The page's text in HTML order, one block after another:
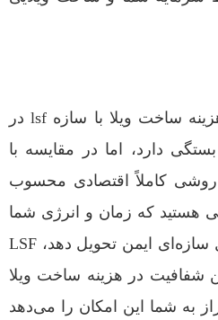
در مجموع، برآورد نهایی هزینه ساخت ویلا با سازه lsf در
دارد، اما در مقایسه با
روشی کاملاً اقتصادی محسوب
هستید که زمان و انرژی شما
را ذخیره کند و در عین حال سازه‌ای ایمن تحویل دهد، LSF
شفافیت در هزینه ساخت ویلا
به شما این امکان را می‌دهد